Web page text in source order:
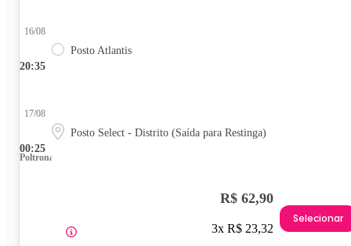
20:35
16/08
Posto Atlantis
00:25
17/08
Posto Select - Distrito (Saída para Restinga)
Poltrona
R$ 62,90
3x R$ 23,32
Selecionar